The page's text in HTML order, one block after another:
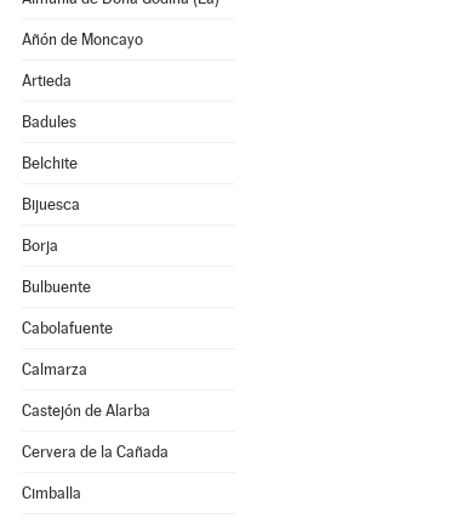
Añón de Moncayo
Artieda
Badules
Belchite
Bijuesca
Borja
Bulbuente
Cabolafuente
Calmarza
Castejón de Alarba
Cervera de la Cañada
Cimballa